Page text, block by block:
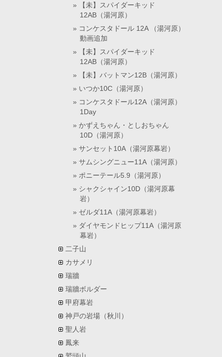
【未】スパイダーキッド
12AB（湯河原）
コンケスタドール 12A （湯河原）
動画追加
【未】スパイダーキッド
12AB（湯河原）
【未】バットマン12B（湯河原）
いつか10C（湯河原）
コンケスタドール12A（湯河原）
1Day
かずえちゃん・としおちゃん
10D（湯河原）
サンセット10A（湯河原幕岩）
サムシングニュー11A（湯河原）
ポニーテール5.9（湯河原）
シャクシャイン10D（湯河原幕
岩）
ゼルダ11A（湯河原幕岩）
ダイヤモンドヒップ11A（湯河原
幕岩）
二子山
カサメリ
瑞牆
瑞牆ボルダー
甲府幕岩
神戸の岩場（秋川）
聖人岩
鳳来